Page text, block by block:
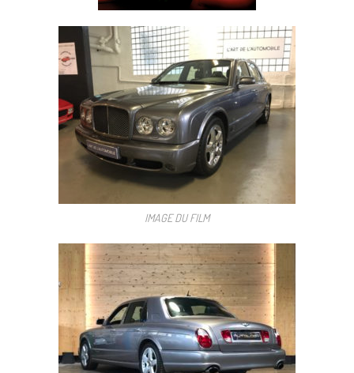
IMAGE DU FILM